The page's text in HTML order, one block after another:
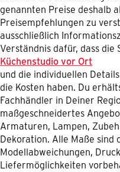
genannten Preise deshalb
Preisempfehlungen zu
ausschließlich
Verständnis dafür, dass die
Küchenstudio vor Ort
und die individuellen
die Kosten haben. Du
Fachhändler in Deiner
maßgeschneidertes
Armaturen, Lampen,
Dekoration. Alle Maße sind
Modellabweichungen,
Liefermöglichkeiten